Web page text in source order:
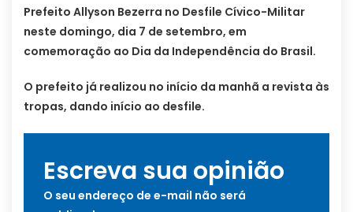
Prefeito Allyson Bezerra no Desfile Cívico-Militar
neste domingo, dia 7 de setembro, em
comemoração ao Dia da Independência do Brasil.
O prefeito já realizou no início da manhã a revista às
tropas, dando início ao desfile.
Escreva sua opinião
O seu endereço de e-mail não será